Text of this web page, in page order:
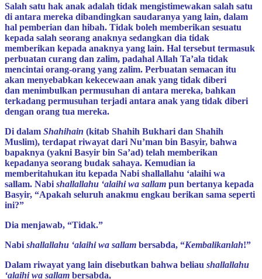
Salah satu hak anak adalah tidak mengistimewakan salah satu
di antara mereka dibandingkan saudaranya yang lain, dalam
hal pemberian dan hibah. Tidak boleh memberikan sesuatu
kepada salah seorang anaknya sedangkan dia tidak
memberikan kepada anaknya yang lain. Hal tersebut termasuk
perbuatan curang dan zalim, padahal Allah Ta’ala tidak
mencintai orang-orang yang zalim. Perbuatan semacan itu
akan menyebabkan kekecewaan anak yang tidak diberi
dan menimbulkan permusuhan di antara mereka, bahkan
terkadang permusuhan terjadi antara anak yang tidak diberi
dengan orang tua mereka.
Di dalam Shahihain (kitab Shahih Bukhari dan Shahih
Muslim), terdapat riwayat dari Nu’man bin Basyir, bahwa
bapaknya (yakni Basyir bin Sa’ad) telah memberikan
kepadanya seorang budak sahaya. Kemudian ia
memberitahukan itu kepada Nabi shallallahu ‘alaihi wa
sallam. Nabi shallallahu ‘alaihi wa sallam pun bertanya kepada
Basyir, “Apakah seluruh anakmu engkau berikan sama seperti
ini?”
Dia menjawab, “Tidak.”
Nabi shallallahu ‘alaihi wa sallam bersabda, “Kembalikanlah!”
Dalam riwayat yang lain disebutkan bahwa beliau shallallahu
‘alaihi wa sallam bersabda,